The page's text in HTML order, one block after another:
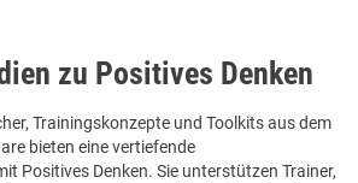
zu Positives Denken
Trainingskonzepte und Toolkits aus dem
bieten eine vertiefende
Positives Denken. Sie unterstützen Trainer,